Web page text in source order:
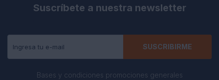
Suscríbete a nuestra newsletter
SUSCRIBIRME
Bases y condiciones promociones generales